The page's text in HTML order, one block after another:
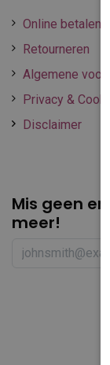
Online betalen
Retourneren
Algemene
Privacy &
Disclaimer
Mis geen
meer!